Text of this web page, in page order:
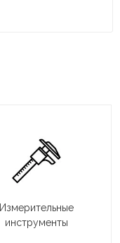
Измерительные
инструменты